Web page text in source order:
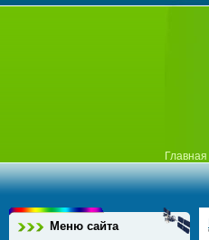
Главная
Меню сайта